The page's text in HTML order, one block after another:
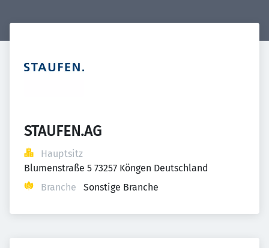
STAUFEN.AG
Hauptsitz
Blumenstraße 5 73257 Köngen Deutschland
Branche
Sonstige Branche